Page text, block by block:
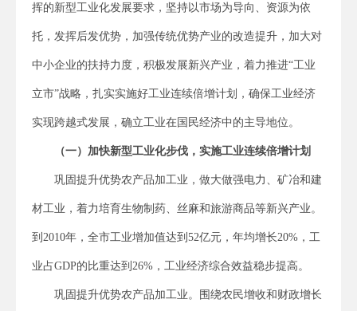
挥的新型工业化发展要求，坚持以市场为导向、资源为依
托，发挥后发优势，加强传统优势产业的改造提升，加大对
中小企业的扶持力度，积极发展新兴产业，着力推进“工业
立市”战略，扎实实施好工业连续倍增计划，确保工业经济
实现跨越式发展，确立工业在国民经济中的主导地位。
（一）加快新型工业化步伐，实施工业连续倍增计划
巩固提升优势农产品加工业，做大做强电力、矿冶和建
材工业，着力培育生物制药、丝麻和旅游商品等新兴产业。
到2010年，全市工业增加值达到52亿元，年均增长20%，工
业占GDP的比重达到26%，工业经济综合效益稳步提高。
巩固提升优势农产品加工业。围绕农民增收和财政增长